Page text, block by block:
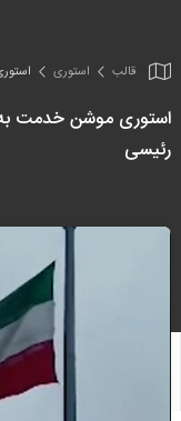
قالب استوری
استوری موشن خدمت به
رئیسی